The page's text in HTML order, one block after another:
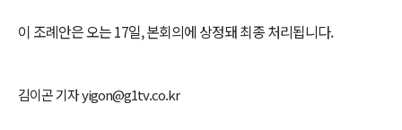
이 조례안은 오는 17일, 본회의에 상정돼 최종 처리됩니다.
김이곤 기자 yigon@g1tv.co.kr